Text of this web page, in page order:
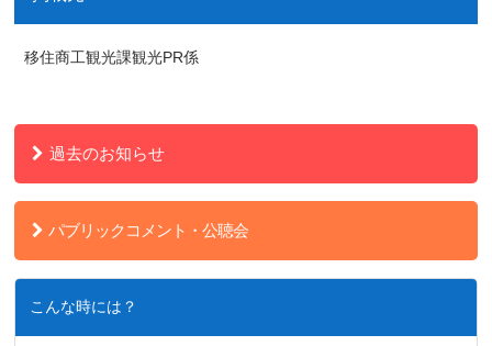
移住商工観光課観光PR係
過去のお知らせ
パブリックコメント・公聴会
こんな時には？